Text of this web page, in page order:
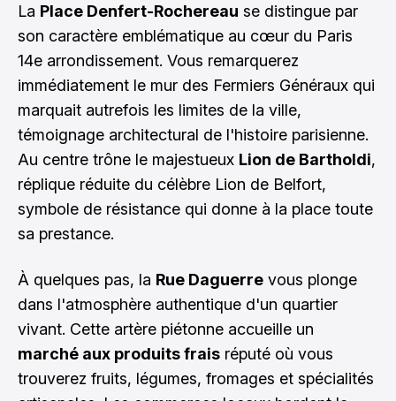
La Place Denfert-Rochereau se distingue par
son caractère emblématique au cœur du Paris
14e arrondissement. Vous remarquerez
immédiatement le mur des Fermiers Généraux qui
marquait autrefois les limites de la ville,
témoignage architectural de l'histoire parisienne.
Au centre trône le majestueux Lion de Bartholdi,
réplique réduite du célèbre Lion de Belfort,
symbole de résistance qui donne à la place toute
sa prestance.
À quelques pas, la Rue Daguerre vous plonge
dans l'atmosphère authentique d'un quartier
vivant. Cette artère piétonne accueille un
marché aux produits frais réputé où vous
trouverez fruits, légumes, fromages et spécialités